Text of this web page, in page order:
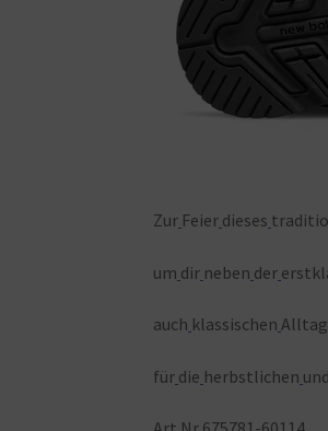
Zur Feier dieses
um dir neben der
auch klassischen
für die herbstlichen und